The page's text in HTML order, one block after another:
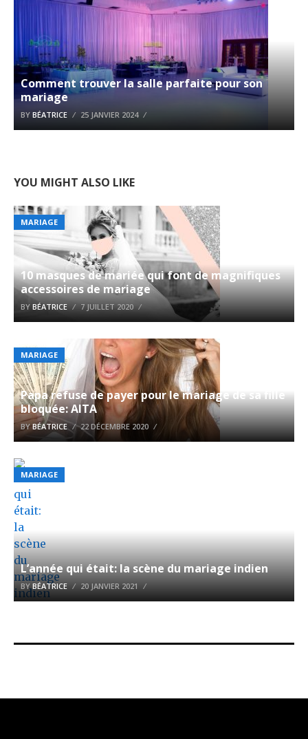
Comment trouver la salle parfaite pour son
mariage
BY BÉATRICE 25 JANVIER 2024
YOU MIGHT ALSO LIKE
MARIAGE
10 masques de mariée qui font de magnifiques
accessoires de mariage
BY BÉATRICE 7 JUILLET 2020
MARIAGE
Papa refuse de payer pour le mariage de sa fille
bloquée: AITA
BYBÉATRICE 22 DÉCEMBRE 2020
MARIAGE
L’année qui était: la scène du mariage indien
BYBÉATRICE 20 JANVIER 2021